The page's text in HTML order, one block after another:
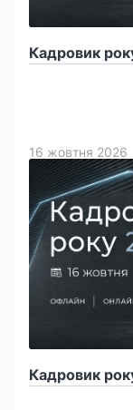
Кадровик
Кадровик
16 жовтня 2026